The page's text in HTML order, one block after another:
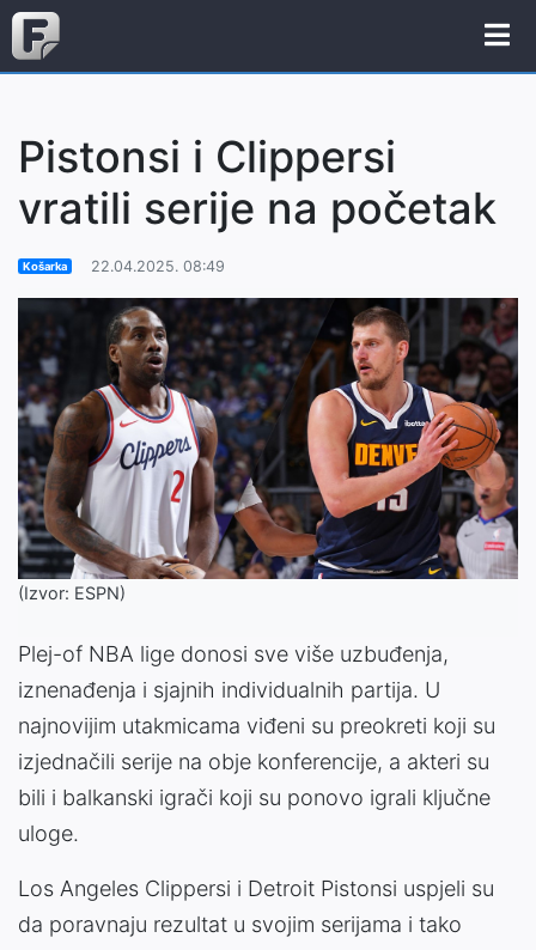
Pistonsi i Clippersi
vratili serije na početak
Košarka 22.04.2025. 08:49
(Izvor: ESPN)
Plej-of NBA lige donosi sve više uzbuđenja,
iznenađenja i sjajnih individualnih partija. U
najnovijim utakmicama viđeni su preokreti koji su
izjednačili serije na obje konferencije, a akteri su
bili i balkanski igrači koji su ponovo igrali ključne
uloge.
Los Angeles Clippersi i Detroit Pistonsi uspjeli su
da poravnaju rezultat u svojim serijama i tako